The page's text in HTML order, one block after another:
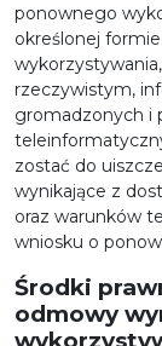
ponownego
określonej
rzeczywistym,
gromadzonych i
zostać do
wynikające z
oraz warunków
wniosku o
Środki
odmowy